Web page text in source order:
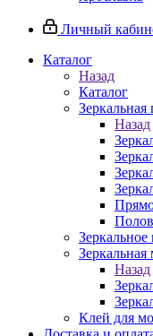
Личный
Каталог
Назад
Каталог
Зеркальная
Назад
Зеркальная
Назад
Клей для